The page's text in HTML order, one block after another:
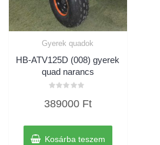
Gyerek quadok
HB-ATV125D (008) gyerek
quad narancs
0
389000 Ft
Kosárba teszem